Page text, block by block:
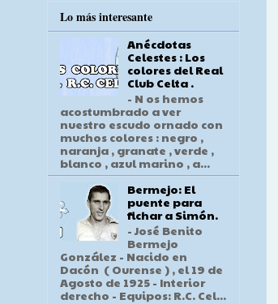
Lo más interesante
Anécdotas
Celestes : Los
colores del Real
Club Celta .
- N os hemos
acostumbrado a ver
nuestro escudo ornado con
muchos colores : negro ,
naranja , granate , verde ,
blanco , azul marino , a...
Bermejo: El
puente para
fichar a Simón.
- José Benito
Bermejo
González - Nacido en
Dacón ( Ourense ) , el 19 de
Agosto de 1925 - Interior
derecho - Equipos: R.C. Cel...